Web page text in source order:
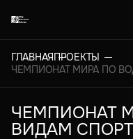
ГЛАВНАЯПРОЕКТЫ
ЧЕМПИОНАТ МИРА ПО
ЧЕМПИОНАТ
ВИДАМ